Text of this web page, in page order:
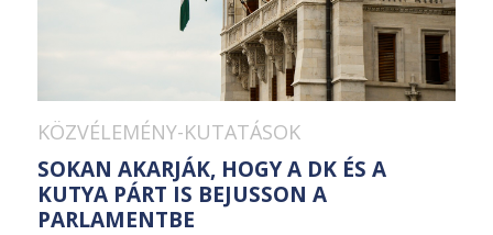
KÖZVÉLEMÉNY-KUTATÁSOK
SOKAN AKARJÁK, HOGY A DK ÉS A
KUTYA PÁRT IS BEJUSSON A
PARLAMENTBE